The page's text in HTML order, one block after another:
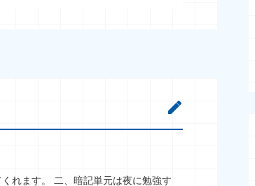
ます。 二、暗記単元は夜に勉強す